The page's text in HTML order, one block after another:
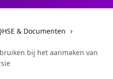
& Documenten
bij het aanmaken van